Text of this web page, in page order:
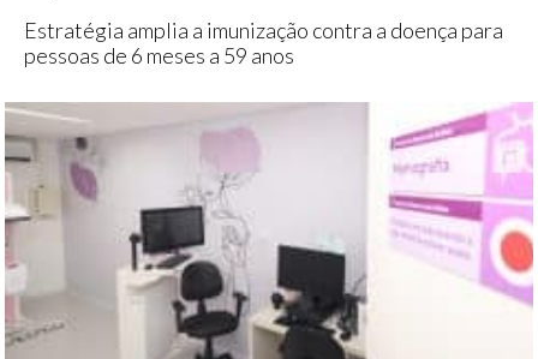
Estratégia amplia a imunização contra a doença para
pessoas de 6 meses a 59 anos